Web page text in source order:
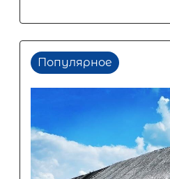
Популярное